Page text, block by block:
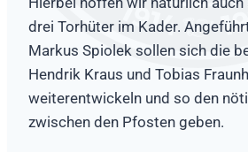
drei Torhüter im Kader.
Markus Spiolek sollen sich die
Hendrik Kraus und Tobias
weiterentwickeln und so den
zwischen den Pfosten geben.